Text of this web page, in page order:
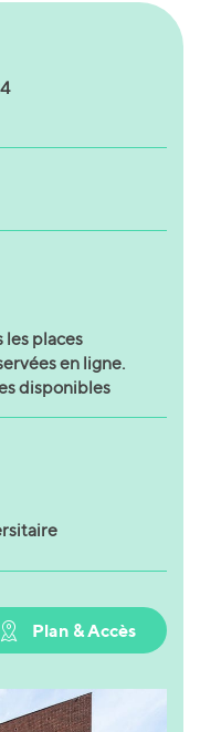
les places
en ligne.
disponibles
Plan & Accès